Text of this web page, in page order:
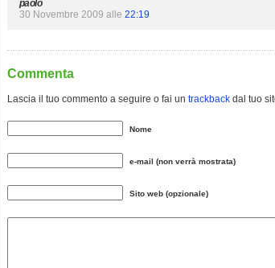
paolo
30 Novembre 2009 alle 22:19
Commenta
Lascia il tuo commento a seguire o fai un trackback dal tuo
Nome
e-mail (non verrà mostrata)
Sito web (opzionale)